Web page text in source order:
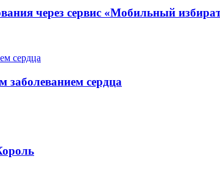
через сервис «Мобильный
заболеванием сердца